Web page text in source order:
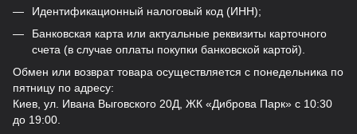
Идентификационный налоговый код (ИНН);
Банковская карта или актуальные реквизиты карточного
счета (в случае оплаты покупки банковской картой).
Обмен или возврат товара осуществляется с понедельника по
пятницу по адресу:
Киев, ул. Ивана Выговского 20Д, ЖК «Диброва Парк» с 10:30
до 19:00.